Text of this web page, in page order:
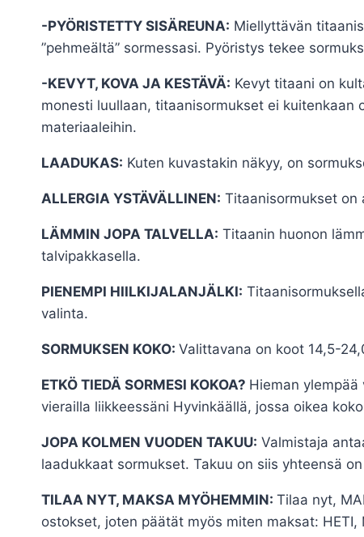
-PYÖRISTETTY SISÄREUNA: Miellyttävän
”pehmeältä” sormessasi. Pyöristys tekee
-KEVYT, KOVA JA KESTÄVÄ: Kevyt titaani on
monesti luullaan, titaanisormukset ei
materiaaleihin.
LAADUKAS: Kuten kuvastakin näkyy, on
ALLERGIA YSTÄVÄLLINEN: Titaanisormukset on
LÄMMIN JOPA TALVELLA: Titaanin huonon
talvipakkasella.
PIENEMPI HIILKIJALANJÄLKI:
valinta.
SORMUKSEN KOKO: Valittavana on koot 14,5-
ETKÖ TIEDÄ SORMESI KOKOA? Hieman
vierailla liikkeessäni Hyvinkäällä, jossa oikea
JOPA KOLMEN VUODEN TAKUU: Valmistaja
laadukkaat sormukset. Takuu on siis yhteensä
TILAA NYT, MAKSA MYÖHEMMIN: Tilaa nyt,
ostokset, joten päätät myös miten maksat: HETI,